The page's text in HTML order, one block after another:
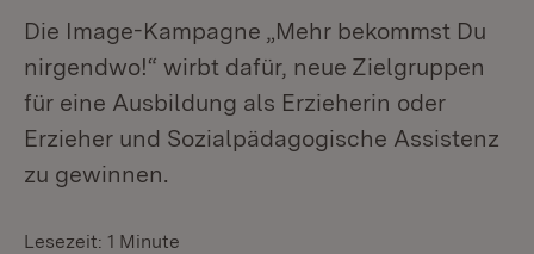
Die Image-Kampagne „Mehr bekommst Du
nirgendwo!“ wirbt dafür, neue Zielgruppen
für eine Ausbildung als Erzieherin oder
Erzieher und Sozialpädagogische Assistenz
zu gewinnen.
Lesezeit: 1 Minute